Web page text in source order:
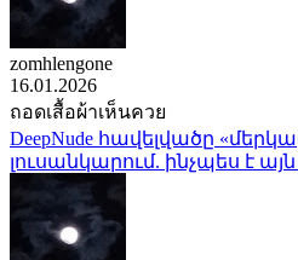
zomhlengone
16.01.2026
ถอดเสื้อผ้าเห็นควย
DeepNude հավելվածը
լուսանկարում. ինչպես է